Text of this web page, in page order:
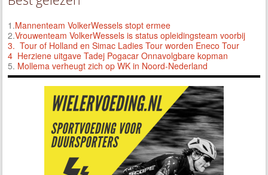
1.Mannenteam VolkerWessels stopt ermee
2.Vrouwenteam VolkerWessels is status opleidingsteam voorbij
3. Tour of Holland en Simac Ladies Tour worden Eneco Tour
4 Herziene uitgave Tadej Pogacar Onnavolgbare kopman
5. Mollema verheugt zich op WK in Noord-Nederland